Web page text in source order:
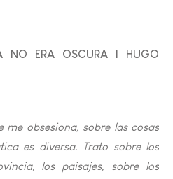
NO ERA OSCURA | HUGO
obsesiona, sobre las cosas
es diversa. Trato sobre los
los paisajes, sobre los